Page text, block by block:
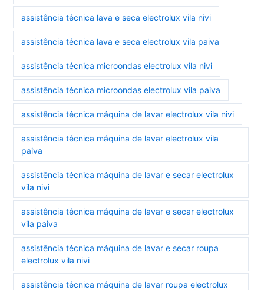
assistência técnica lava e seca electrolux vila nivi
assistência técnica lava e seca electrolux vila paiva
assistência técnica microondas electrolux vila nivi
assistência técnica microondas electrolux vila paiva
assistência técnica máquina de lavar electrolux vila nivi
assistência técnica máquina de lavar electrolux vila
paiva
assistência técnica máquina de lavar e secar electrolux
vila nivi
assistência técnica máquina de lavar e secar electrolux
vila paiva
assistência técnica máquina de lavar e secar roupa
electrolux vila nivi
assistência técnica máquina de lavar roupa electrolux